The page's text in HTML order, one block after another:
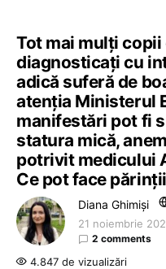
Tot mai mulți
diagnosticați cu
adică suferă de
atenția Ministerul
manifestări pot fi
statura mică,
potrivit medicului
Ce pot face
Diana Ghimiși
21 noiembrie
2 comments
4.847 de vizualizări